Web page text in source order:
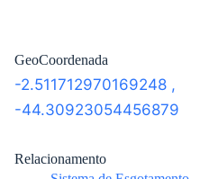
GeoCoordenada
-2.511712970169248 ,
-44.30923054456879
Relacionamento